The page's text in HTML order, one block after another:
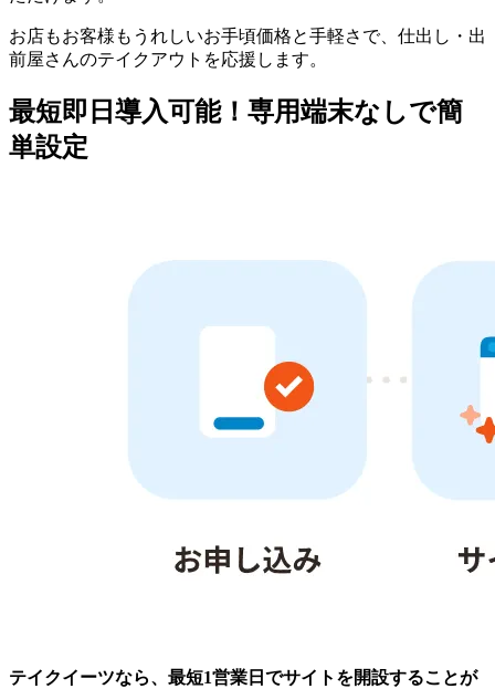
お店もお客様もうれしいお手頃価格と手軽さで、仕出し・出
前屋さんのテイクアウトを応援します。
最短即日導入可能！専用端末なしで簡
単設定
テイクイーツなら、最短1営業日でサイトを開設することが